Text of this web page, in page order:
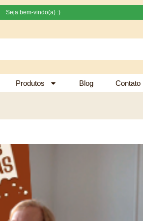
Seja bem-vindo(a) :)
Produtos Blog Contato